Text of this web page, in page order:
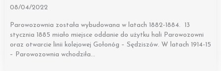
08/04/2022
Parowozownia została wybudowana w latach 1882-1884. 13
stycznia 1885 miało miejsce oddanie do użytku hali Parowozowni
oraz otwarcie linii kolejowej Gołonóg – Sędziszów. W latach 1914-15
– Parowozownia wchodziła…